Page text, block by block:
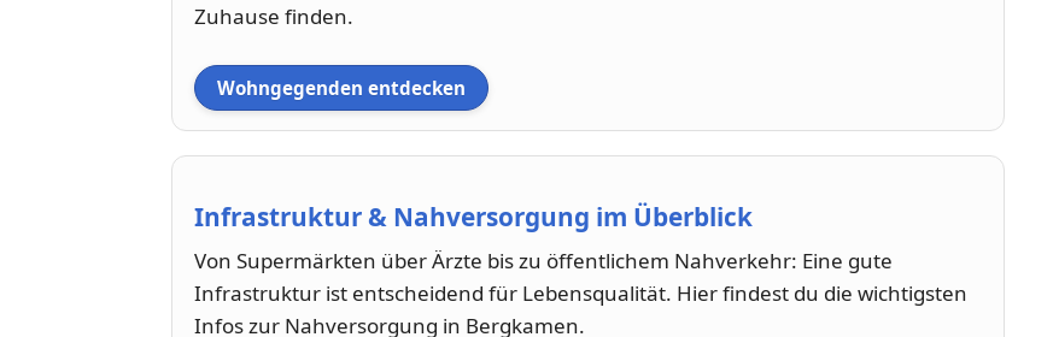
Zuhause finden.
Wohngegenden entdecken
Infrastruktur & Nahversorgung im Überblick
Von Supermärkten über Ärzte bis zu öffentlichem Nahverkehr: Eine gute
Infrastruktur ist entscheidend für Lebensqualität. Hier findest du die wichtigsten
Infos zur Nahversorgung in Bergkamen.